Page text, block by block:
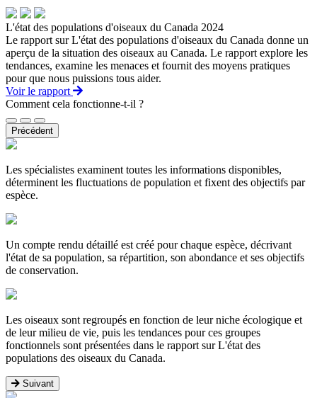
L'état des populations d'oiseaux du Canada 2024
Le rapport sur L'état des populations d'oiseaux du Canada donne un
aperçu de la situation des oiseaux au Canada. Le rapport explore les
tendances, examine les menaces et fournit des moyens pratiques
pour que nous puissions tous aider.
Voir le rapport
Comment cela fonctionne-t-il ?
Précédent
Les spécialistes examinent toutes les informations disponibles,
déterminent les fluctuations de population et fixent des objectifs par
espèce.
Un compte rendu détaillé est créé pour chaque espèce, décrivant
l'état de sa population, sa répartition, son abondance et ses objectifs
de conservation.
Les oiseaux sont regroupés en fonction de leur niche écologique et
de leur milieu de vie, puis les tendances pour ces groupes
fonctionnels sont présentées dans le rapport sur L'état des
populations des oiseaux du Canada.
Suivant